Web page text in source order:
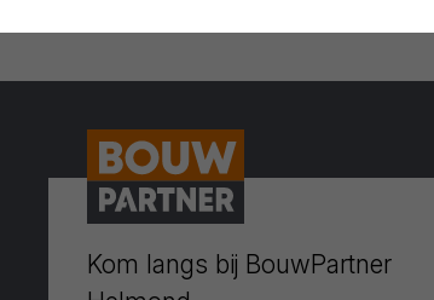
Kom langs bij BouwPartner